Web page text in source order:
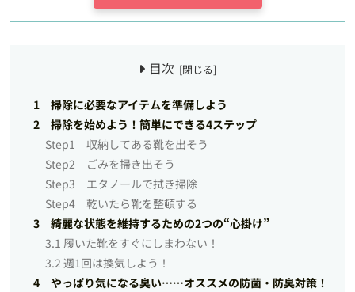
目次
1 掃除に必要なアイテムを準備しよう
2 掃除を始めよう！簡単にできる4ステップ
Step1 収納してある靴を出そう
Step2 ごみを掃き出そう
Step3 エタノールで拭き掃除
Step4 乾いたら靴を整頓する
3 綺麗な状態を維持するための2つの“心掛け”
3.1 履いた靴をすぐにしまわない！
3.2 週1回は換気しよう！
4 やっぱり気になる臭い……オススメの防菌・防臭対策！